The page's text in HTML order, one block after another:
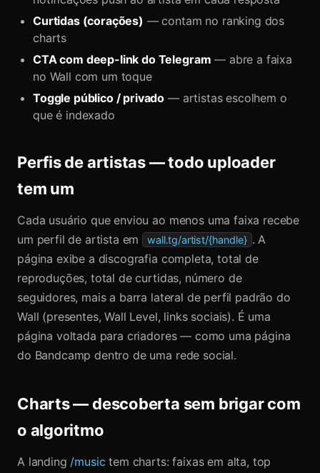
Curtidas (corações) — contam no ranking dos
charts
CTA com deep-link do Telegram — abre a faixa
no Wall com um toque
Toggle público / privado — artistas escolhem o
que é indexado
Perfis de artistas — todo uploader
tem um
Cada usuário que enviou ao menos uma faixa recebe
um perfil de artista em
wall.tg/artist/{handle} . A
página exibe a discografia completa, total de
reproduções, total de curtidas, número de
seguidores, mais a barra lateral de perfil padrão do
Wall (presentes, Wall Level, links sociais). É uma
página voltada para criadores — como uma página
do Bandcamp dentro de uma rede social.
Charts — descoberta sem brigar com
o algoritmo
A landing /music tem charts: faixas em alta, top